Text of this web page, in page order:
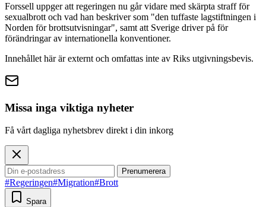
Forssell uppger att regeringen nu går vidare med skärpta straff för
sexualbrott och vad han beskriver som "den tuffaste lagstiftningen i
Norden för brottsutvisningar", samt att Sverige driver på för
förändringar av internationella konventioner.
Innehållet här är externt och omfattas inte av Riks utgivningsbevis.
Missa inga viktiga nyheter
Få vårt dagliga nyhetsbrev direkt i din inkorg
Prenumerera
#Regeringen#Migration#Brott
Spara